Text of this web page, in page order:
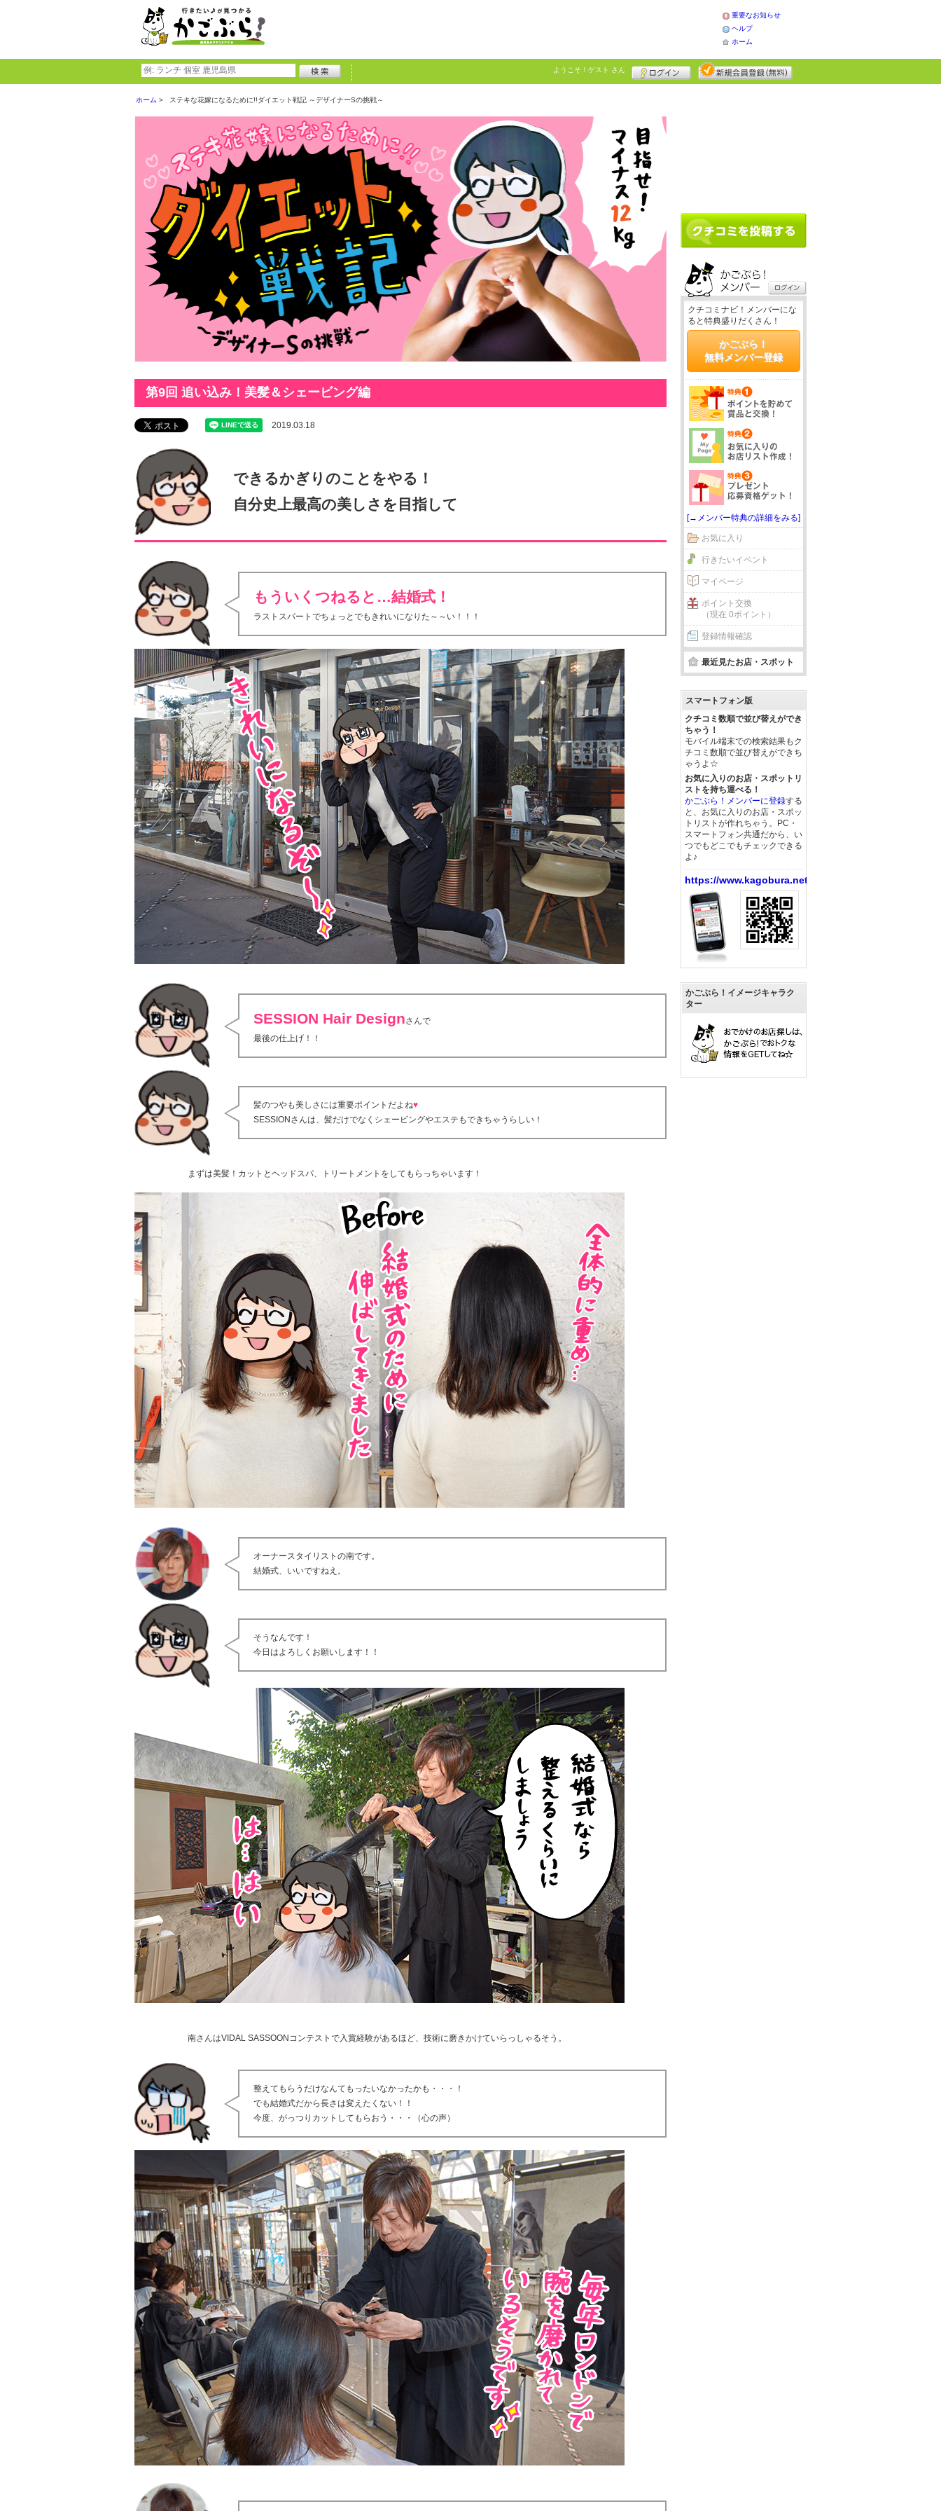
重要なお知らせ
ヘルプ
ホーム
ようこそ！ ゲスト さん
ホーム ステキな花嫁になるために!!ダイエット戦記 ～デザイナーSの挑戦～
第9回 追い込み！美髪＆シェービング編
2019.03.18
できるかぎりのことをやる！
自分史上最高の美しさを目指して
もういくつねると…結婚式！
ラストスパートでちょっとでもきれいになりた～～い！！！
SESSION Hair Designさんで
最後の仕上げ！！
髪のつやも美しさには重要ポイントだよね♥
SESSIONさんは、髪だけでなくシェービングやエステもできちゃうらしい！
まずは美髪！カットとヘッドスパ、トリートメントをしてもらっちゃいます！
オーナースタイリストの南です。
結婚式、いいですねえ。
そうなんです！
今日はよろしくお願いします！！
南さんはVIDAL SASSOONコンテストで入賞経験があるほど、技術に磨きかけていらっしゃるそう。
整えてもらうだけなんてもったいなかったかも・・・！
でも結婚式だから長さは変えたくない！！
今度、がっつりカットしてもらおう・・・（心の声）
クチコミナビ！メンバーにな
ると特典盛りだくさん！
かごぶら！
無料メンバー登録
[→メンバー特典の詳細をみる]
お気に入り
行きたいイベント
マイページ
ポイント交換
（現在 0ポイント）
登録情報確認
最近見たお店・スポット
スマートフォン版
クチコミ数順で並び替えができ
ちゃう！
モバイル端末での検索結果もク
チコミ数順で並び替えができち
ゃうよ☆
お気に入りのお店・スポットリ
ストを持ち運べる！
かごぶら！メンバーに登録する
と、お気に入りのお店・スポッ
トリストが作れちゃう。PC・
スマートフォン共通だから、い
つでもどこでもチェックできる
よ♪
https://www.kagobura.net/
かごぶら！イメージキャラク
ター